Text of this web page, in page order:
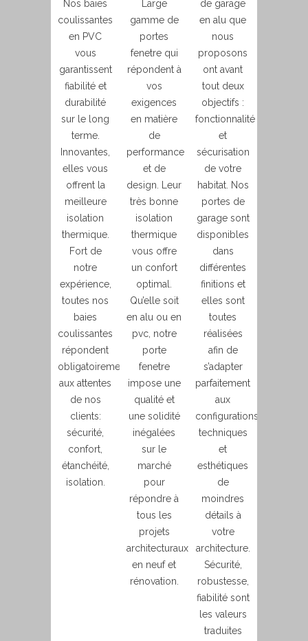
Nos baies
coulissantes
en PVC
vous
garantissent
fiabilité et
durabilité
sur le long
terme.
Innovantes,
elles vous
offrent la
meilleure
isolation
thermique.
Fort de
notre
expérience,
toutes nos
baies
coulissantes
répondent
obligatoirement
aux attentes
de nos
clients:
sécurité,
confort,
étanchéité,
isolation.
Large
gamme de
portes
fenetre qui
répondent à
vos
exigences
en matière
de
performance
et de
design. Leur
très bonne
isolation
thermique
vous offre
un confort
optimal.
Qu’elle soit
en alu ou en
pvc, notre
porte
fenetre
impose une
qualité et
une solidité
inégalées
sur le
marché
pour
répondre à
tous les
projets
architecturaux
en neuf et
rénovation.
de garage
en alu que
nous
proposons
ont avant
tout deux
objectifs :
fonctionnalité
et
sécurisation
de votre
habitat. Nos
portes de
garage sont
disponibles
dans
différentes
finitions et
elles sont
toutes
réalisées
afin de
s’adapter
parfaitement
aux
configurations
techniques
et
esthétiques
de
moindres
détails à
votre
architecture.
Sécurité,
robustesse,
fiabilité sont
les valeurs
traduites